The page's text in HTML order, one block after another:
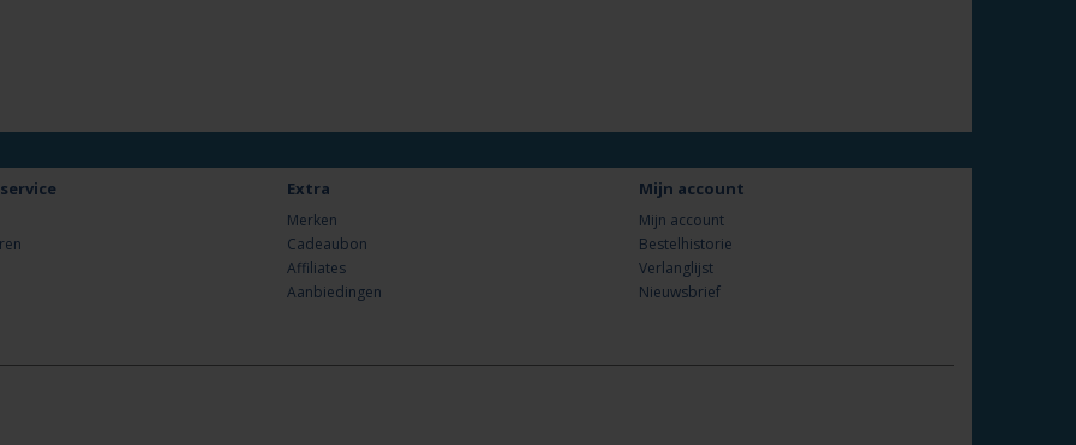
Extra
Merken
Cadeaubon
Affiliates
Aanbiedingen
Mijn account
Mijn account
Bestelhistorie
Verlanglijst
Nieuwsbrief